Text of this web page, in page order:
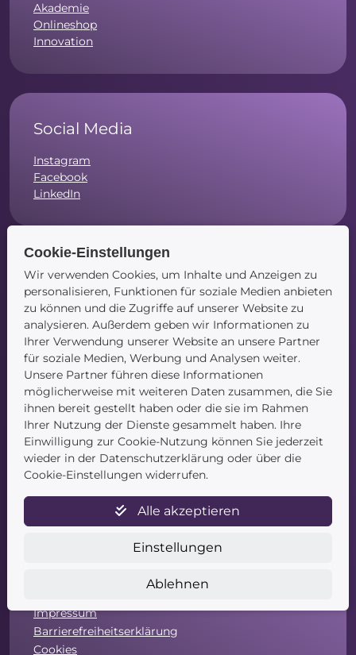
Akademie
Onlineshop
Innovation
Social Media
Instagram
Facebook
LinkedIn
Navigation
Startseite
Blog
Kontakt
Service
Impressum
Barrierefreiheitserklärung
Cookies
Cookie-Einstellungen
Wir verwenden Cookies, um Inhalte und Anzeigen zu
personalisieren, Funktionen für soziale Medien anbieten
zu können und die Zugriffe auf unserer Website zu
analysieren. Außerdem geben wir Informationen zu
Ihrer Verwendung unserer Website an unsere Partner
für soziale Medien, Werbung und Analysen weiter.
Unsere Partner führen diese Informationen
möglicherweise mit weiteren Daten zusammen, die Sie
ihnen bereit gestellt haben oder die sie im Rahmen
Ihrer Nutzung der Dienste gesammelt haben. Ihre
Einwilligung zur Cookie-Nutzung können Sie jederzeit
wieder in der Datenschutzerklärung oder über die
Cookie-Einstellungen widerrufen.
Alle akzeptieren
Einstellungen
Ablehnen